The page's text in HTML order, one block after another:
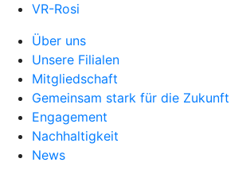
VR-Rosi
Über uns
Unsere Filialen
Mitgliedschaft
Gemeinsam stark für die Zukunft
Engagement
Nachhaltigkeit
News